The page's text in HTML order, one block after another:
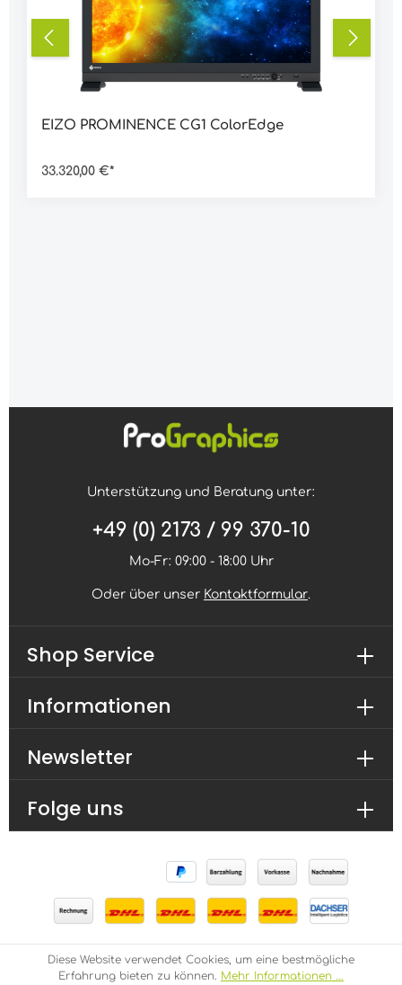
EIZO PROMINENCE CG1 ColorEdge
33.320,00 €*
Newsletter
Folge uns
Unterstützung und Beratung unter:
+49 (0) 2173 / 99 370-10
Mo-Fr: 09:00 - 18:00 Uhr
Oder über unser Kontaktformular.
Shop Service
Informationen
* Alle Preise inkl. gesetzl. Mehrwertsteuer zzgl.
Versandkostenund ggf. Nachnahmegebühren, wenn
Diese Website verwendet Cookies, um eine bestmögliche
Erfahrung bieten zu können. Mehr Informationen ...